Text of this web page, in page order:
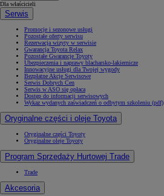
Dla właścicieli
Serwis
Promocje i sezonowe usługi
Pozostałe oferty serwisu
Rezerwacja wizyty w serwisie
Gwarancja Toyota Relax
Pozostałe Gwarancje Toyoty
Ubezpieczenia i naprawy blacharsko-lakiernicze
Innowacyjne usługi dla Twojej wygody
Bezpłatne Akcje Serwisowe
Serwis Dobrych Cen
Serwis w ASO się opłaca
Dostęp do informacji serwisowych
Wykaz wydanych zaświadczeń o odbytym szkoleniu (pdf)
Oryginalne części i oleje Toyota
Oryginalne części Toyoty
Oryginalne oleje Toyoty
Program Sprzedaży Hurtowej Trade
Trade
Akcesoria